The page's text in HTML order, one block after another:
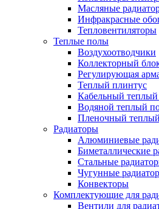
Масляные
Инфракрасные
Тепловентиляторы
Теплые полы
Воздухоотводчики
Коллекторный
Регулирующая
Теплый плинтус
Кабельный
Водяной теплый
Пленочный
Радиаторы
Алюминиевые
Биметаллические
Стальные
Чугунные
Конвекторы
Комплектующие для
Вентили для